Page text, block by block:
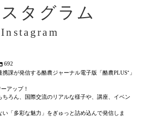
タグラム
Instagram
692
課が発信する酪農ジャーナル電子版「酪農PLUS⁺」
アップ！
ちろん、国際交流のリアルな様子や、講座、イベン
い「多彩な魅力」をぎゅっと詰め込んで発信しま